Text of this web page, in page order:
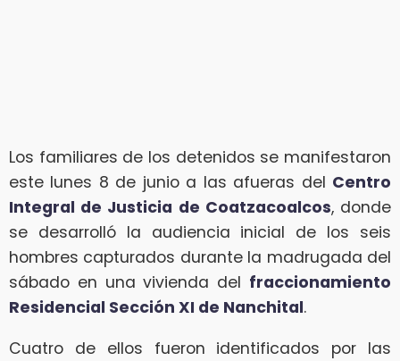
Los familiares de los detenidos se manifestaron
este lunes 8 de junio a las afueras del Centro
Integral de Justicia de Coatzacoalcos, donde
se desarrolló la audiencia inicial de los seis
hombres capturados durante la madrugada del
sábado en una vivienda del fraccionamiento
Residencial Sección XI de Nanchital.
Cuatro de ellos fueron identificados por las